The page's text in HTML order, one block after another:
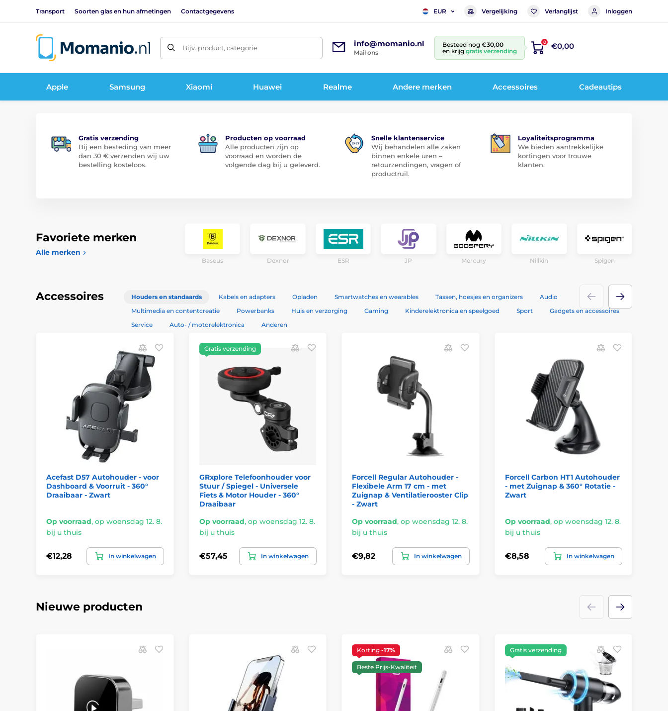
Transport Soorten glas en hun afmetingen Contactgegevens EUR Vergelijking Verlanglijst Inloggen
Bijv. product, categorie info@momanio.nl
Mail ons
Besteed nog €30,00
en krijg gratis verzending
0 €0,00
Apple Samsung Xiaomi Huawei Realme Andere merken Accessoires Cadeautips
Gratis verzending
Bij een besteding van meer
dan 30 € verzenden wij uw
bestelling kosteloos.
Producten op voorraad
Alle producten zijn op
voorraad en worden de
volgende dag bij u geleverd.
Snelle klantenservice
Wij behandelen alle zaken
binnen enkele uren –
retourzendingen, vragen of
productruil.
Loyaliteitsprogramma
We bieden aantrekkelijke
kortingen voor trouwe
klanten.
Favoriete merken
Alle merken
Baseus Dexnor ESR JP Mercury Nillkin Spigen
Accessoires Houders en standaards Kabels en adapters Opladen Smartwatches en wearables Tassen, hoesjes en organizers
Audio
Multimedia en contentcreatie
Powerbanks Huis en verzorging Gaming Kinderelektronica en speelgoed Sport
Gadgets en accessoires
Service
Auto- / motorelektronica Anderen
Acefast D57 Autohouder - voor
Dashboard & Voorruit - 360°
Draaibaar - Zwart
Op voorraad, op woensdag 12. 8.
bij u thuis
€12,28 In winkelwagen
Gratis verzending
GRxplore Telefoonhouder voor
Stuur / Spiegel - Universele
Fiets & Motor Houder - 360°
Draaibaar
Op voorraad, op woensdag 12. 8.
bij u thuis
€57,45 In winkelwagen
Forcell Regular Autohouder -
Flexibele Arm 17 cm - met
Zuignap & Ventilatierooster Clip
- Zwart
Op voorraad, op woensdag 12. 8.
bij u thuis
€9,82 In winkelwagen
Forcell Carbon HT1 Autohouder
- met Zuignap & 360° Rotatie -
Zwart
Op voorraad, op woensdag 12. 8.
bij u thuis
€8,58 In winkelwagen
Nieuwe producten
Korting -17%
Beste Prijs-Kwaliteit
Gratis verzending